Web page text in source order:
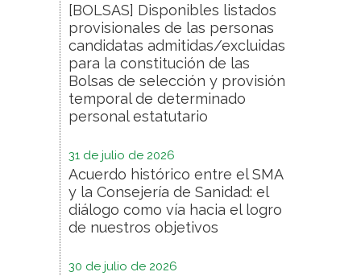
[BOLSAS] Disponibles listados
provisionales de las personas
candidatas admitidas/excluidas
para la constitución de las
Bolsas de selección y provisión
temporal de determinado
personal estatutario
31 de julio de 2026
Acuerdo histórico entre el SMA
y la Consejería de Sanidad: el
diálogo como vía hacia el logro
de nuestros objetivos
30 de julio de 2026